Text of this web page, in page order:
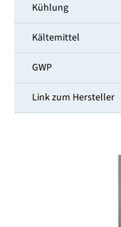
Kühlung
Kältemittel
GWP
Link zum Hersteller